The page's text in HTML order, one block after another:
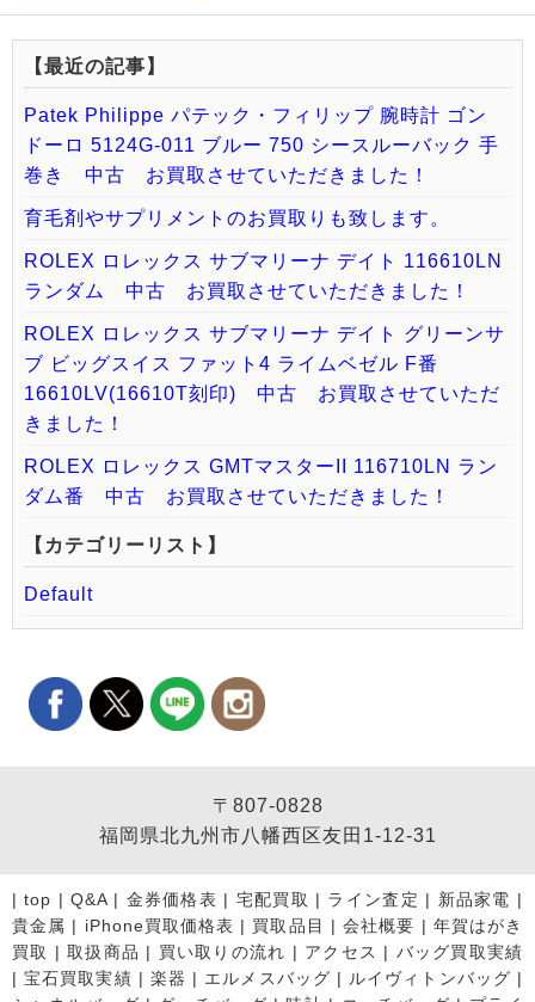
【最近の記事】
Patek Philippe パテック・フィリップ 腕時計 ゴン
ドーロ 5124G-011 ブルー 750 シースルーバック 手
巻き 中古 お買取させていただきました！
育毛剤やサプリメントのお買取りも致します。
ROLEX ロレックス サブマリーナ デイト 116610LN
ランダム 中古 お買取させていただきました！
ROLEX ロレックス サブマリーナ デイト グリーンサ
ブ ビッグスイス ファット4 ライムベゼル F番
16610LV(16610T刻印) 中古 お買取させていただ
きました！
ROLEX ロレックス GMTマスターII 116710LN ラン
ダム番 中古 お買取させていただきました！
【カテゴリーリスト】
Default
〒807-0828
福岡県北九州市八幡西区友田1-12-31
|top | Q&A| 金券価格表 | 宅配買取 | ライン査定 | 新品家電 |
貴金属 | iPhone買取価格表 | 買取品目 |会社概要 | 年賀はがき
買取
|取扱商品 | 買い取りの流れ | アクセス | バッグ買取実績
|宝石買取実績 | 楽器 | エルメスバッグ | ルイヴィトンバッグ |